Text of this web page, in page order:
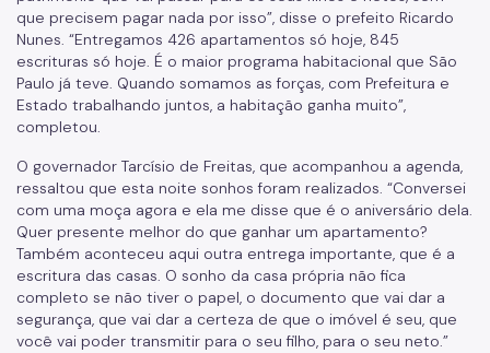
que precisem pagar nada por isso”, disse o prefeito Ricardo
Nunes. “Entregamos 426 apartamentos só hoje, 845
escrituras só hoje. É o maior programa habitacional que São
Paulo já teve. Quando somamos as forças, com Prefeitura e
Estado trabalhando juntos, a habitação ganha muito”,
completou.
O governador Tarcísio de Freitas, que acompanhou a agenda,
ressaltou que esta noite sonhos foram realizados. “Conversei
com uma moça agora e ela me disse que é o aniversário dela.
Quer presente melhor do que ganhar um apartamento?
Também aconteceu aqui outra entrega importante, que é a
escritura das casas. O sonho da casa própria não fica
completo se não tiver o papel, o documento que vai dar a
segurança, que vai dar a certeza de que o imóvel é seu, que
você vai poder transmitir para o seu filho, para o seu neto.”